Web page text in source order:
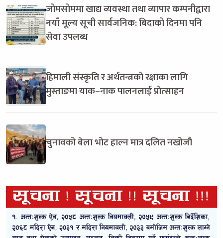
जोमसोममा खाद्य व्यवस्था तथा व्यापार कम्पनीद्वारा
नयाँ मूल्य सूची सार्वजनिक: बिदाको दिनमा पनि
सेवा उपलब्ध
हिमाली संस्कृति र अर्थतन्त्रको रक्षाका लागि
मुस्ताङमा याक–नाक पालनलाई प्रोत्साहन
चुनावको बेला भोट हाल्न मात्र दलित नखोजौ